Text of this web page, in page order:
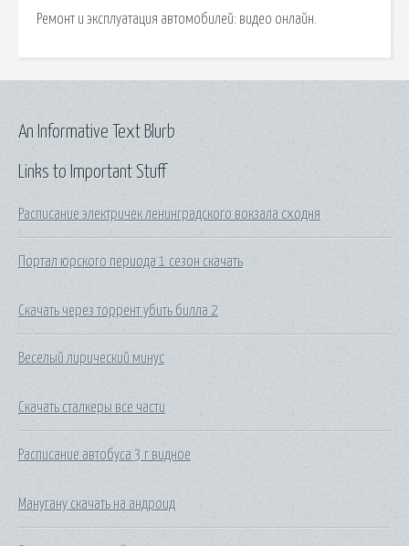
Ремонт и эксплуатация автомобилей: видео онлайн.
Links to Important Stuff
Расписание электричек ленинградского вокзала сходня
Портал юрского периода 1 сезон скачать
Скачать через торрент убить билла 2
Веселый лирический минус
Скачать сталкеры все части
Расписание автобуса 3 г видное
Манугану скачать на андроид
An Informative Text Blurb